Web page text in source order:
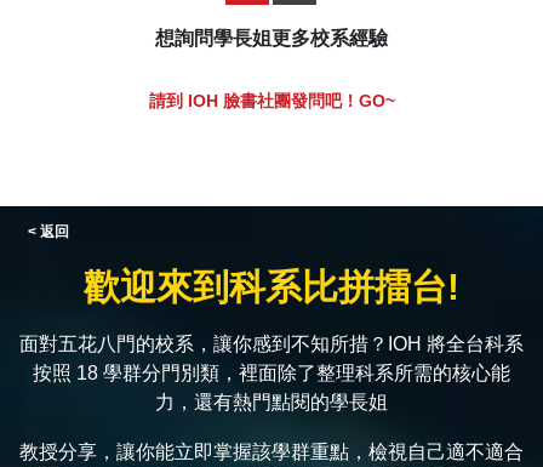
想詢問學長姐更多校系經驗
請到 IOH 臉書社團發問吧！GO~
< 返回
歡迎來到科系比拼擂台!
面對五花八門的校系，讓你感到不知所措？IOH 將全台科系
按照 18 學群分門別類，裡面除了整理科系所需的核心能
力，還有熱門點閱的學長姐
教授分享，讓你能立即掌握該學群重點，檢視自己適不適合